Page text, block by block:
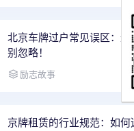
北京车牌过户常见误区：这
别忽略！
励志故事
京牌租赁的行业规范：如何